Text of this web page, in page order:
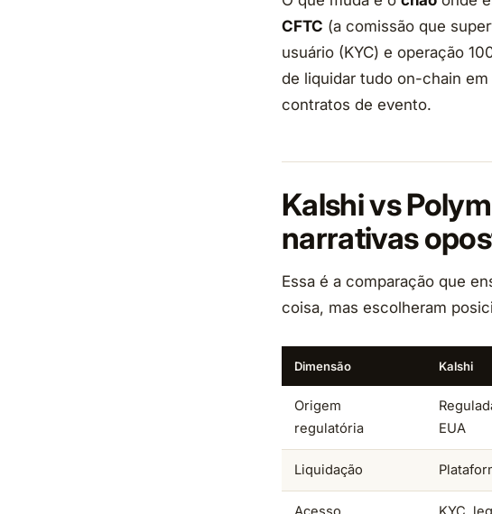
CFTC (a comissão que
usuário (KYC) e operação
de liquidar tudo on-chain
contratos de evento.
Kalshi vs
narrativas
Essa é a comparação que
coisa, mas escolheram
Dimensão Kalshi
Origem
regulatória
EUA
Liquidação